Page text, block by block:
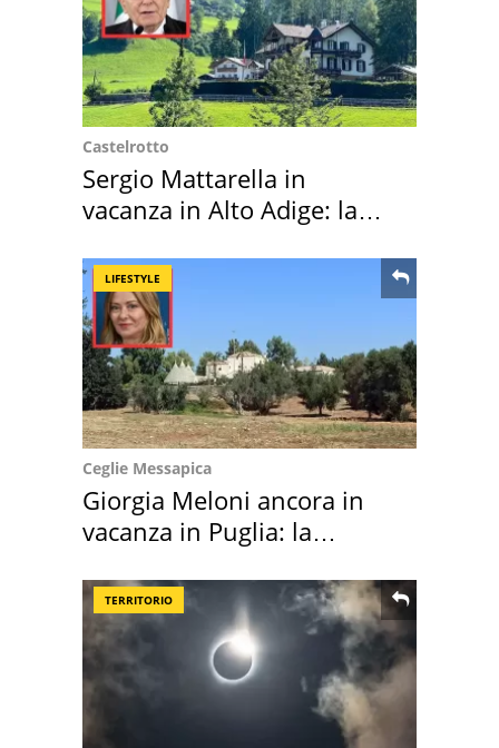
Castelrotto
Sergio Mattarella in
vacanza in Alto Adige: la
LIFESTYLE
Ceglie Messapica
Giorgia Meloni ancora in
vacanza in Puglia: la
TERRITORIO